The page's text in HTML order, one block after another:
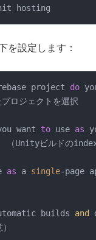
を設定します：
project do
ロジェクトを選択
want to use as
（Unityビルドの
as a single-page
builds and